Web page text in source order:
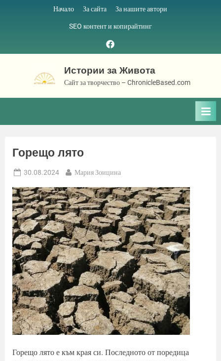
Начало За сайта За нашите автори
SEO контент и копирайтинг
Facebook
page
Истории за Живота
Сайт за творчество – ChronicleBased.com
Горещо лято
Posted
30.08.2024 By
Мария Зоицина
Горещо лято е към края си. Последното от поредица